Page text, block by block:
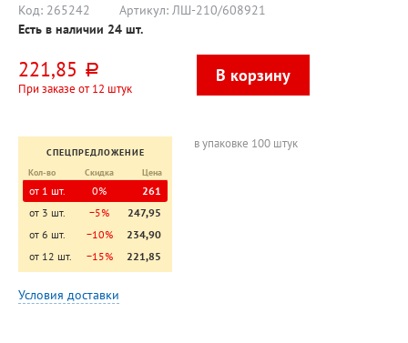
Код: 265242 Артикул: ЛШ-210/608921
Есть в наличии 24 шт.
221,85 руб.
При заказе от 12 штук
СПЕЦПРЕДЛОЖЕНИЕ
Кол-во
Скидка Цена
от 1 шт. 0%
261
от 3 шт.
−5%
247,95
от 6 шт.
−10%
234,90
от 12 шт.
−15% 221,85
в упаковке 100 штук
Условия доставки